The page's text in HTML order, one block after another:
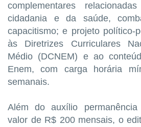
complementares
cidadania e da saúde,
capacitismo; e projeto político-
às Diretrizes Curriculares
Médio (DCNEM) e ao
Enem, com carga horária
semanais.
Além do auxílio
valor de R$ 200 mensais, o